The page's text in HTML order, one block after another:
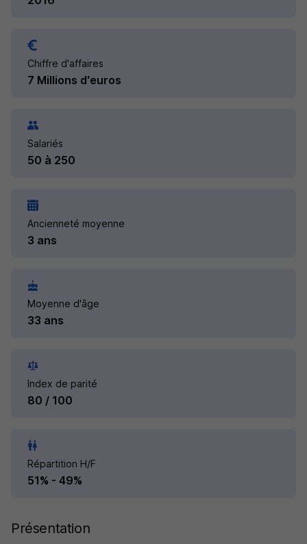
Chiffre d'affaires
7 Millions d'euros
Salariés
50 à 250
Ancienneté moyenne
3 ans
Moyenne d'âge
33 ans
Index de parité
80 / 100
Répartition H/F
51% - 49%
Présentation